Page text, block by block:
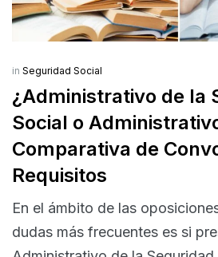
in Seguridad Social
¿Administrativo de la
Social o
Comparativa de
Requisitos
En el ámbito de las
dudas más frecuentes es si